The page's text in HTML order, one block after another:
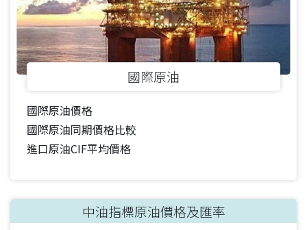
國際原油
國際原油價格
國際原油同期價格比較
進口原油CIF平均價格
中油指標原油價格及匯率